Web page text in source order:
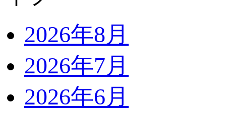
2026年8月
2026年7月
2026年6月